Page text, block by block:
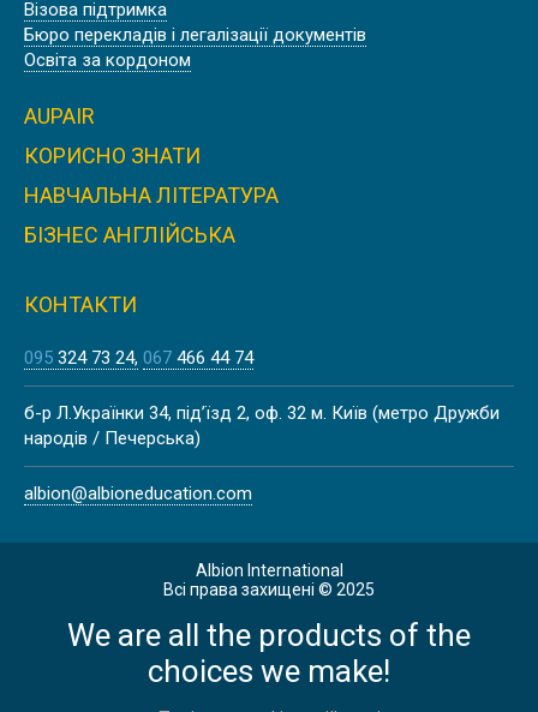
Візова підтримка
Бюро перекладів і легалізації документів
Освіта за кордоном
AUPAIR
КОРИСНО ЗНАТИ
НАВЧАЛЬНА ЛІТЕРАТУРА
БІЗНЕС АНГЛІЙСЬКА
КОНТАКТИ
095 324 73 24 067 466 44 74
б-р Л.Українки 34, під’їзд 2, оф. 32 м. Київ (метро Дружби
народів / Печерська)
albion@albioneducation.com
Albion International
Всі права захищені © 2025
We are all the products of the
choices we make!